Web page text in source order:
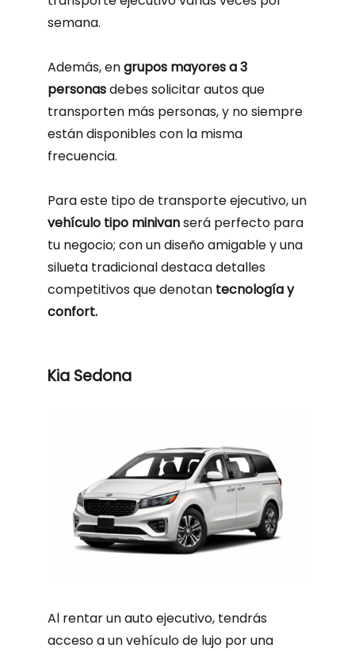
semana.
Además, engrupos mayores a 3
personasdebes solicitar autos que
transporten más personas, y no siempre
están disponibles con la misma
frecuencia.
Para este tipo de transporte ejecutivo, un
vehículo tipo minivanserá perfecto para
tu negocio; con un diseño amigable y una
silueta tradicional destaca detalles
competitivos que denotantecnología y
confort.
Kia Sedona
Al rentar un auto ejecutivo, tendrás
acceso a un vehículo de lujo por una